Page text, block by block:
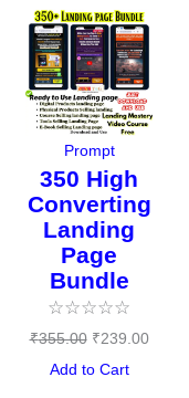
Current
₹96.00.
Prompt
350 High
Converting
Landing
Page
Bundle
☆☆☆☆☆
₹355.00
Original
price
was:
₹355.00.
₹239.00
Add to Cart